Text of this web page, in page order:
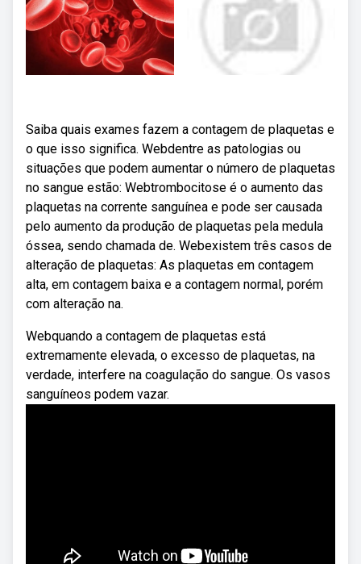
Saiba quais exames fazem a contagem de plaquetas e
o que isso significa. Webdentre as patologias ou
situações que podem aumentar o número de plaquetas
no sangue estão: Webtrombocitose é o aumento das
plaquetas na corrente sanguínea e pode ser causada
pelo aumento da produção de plaquetas pela medula
óssea, sendo chamada de. Webexistem três casos de
alteração de plaquetas: As plaquetas em contagem
alta, em contagem baixa e a contagem normal, porém
com alteração na.
Webquando a contagem de plaquetas está
extremamente elevada, o excesso de plaquetas, na
verdade, interfere na coagulação do sangue. Os vasos
sanguíneos podem vazar.